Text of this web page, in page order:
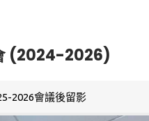
(2024-2026)
2026會議後留影